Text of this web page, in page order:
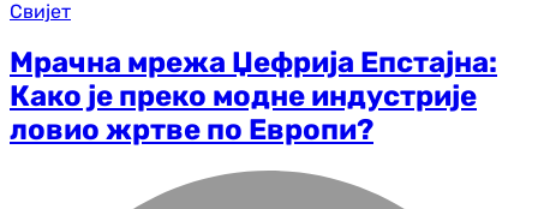
Свијет
Мрачна мрежа Џефрија Епстајна:
Како је преко модне индустрије
ловио жртве по Европи?